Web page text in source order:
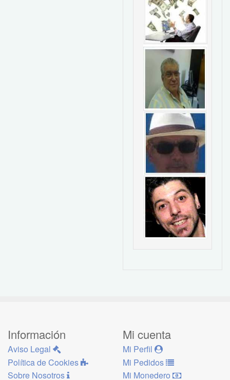
Información
Aviso Legal
Política de Cookies
Sobre Nosotros
Mi cuenta
Mi Perfil
Mi Pedidos
Mi Monedero